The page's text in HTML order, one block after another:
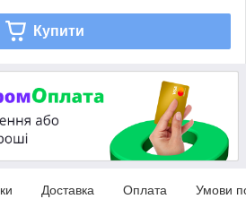
Купити
Доставка Оплата Умови